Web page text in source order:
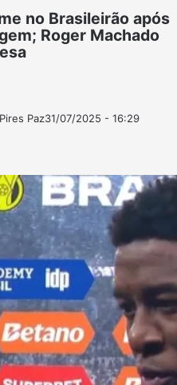
no Brasileirão após
Roger Machado
PazFollow
Mande
31/07/2025 - 16:29